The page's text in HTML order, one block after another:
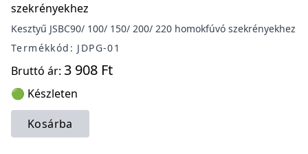
szekrényekhez
Kesztyű JSBC90/ 100/ 150/ 200/ 220 homokfúvó szekrényekhez
Termékkód: JDPG-01
Bruttó ár: 3 908 Ft
🟢 Készleten
Kosárba